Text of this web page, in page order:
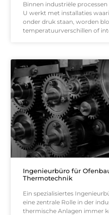
Binnen industriële
U werkt met installaties
onder druk staan, worden
temperatuurverschillen of
Ingenieurbüro für
Thermotechnik
Ein spezialisiertes
eine zentrale Rolle in der
thermische Anlagen immer